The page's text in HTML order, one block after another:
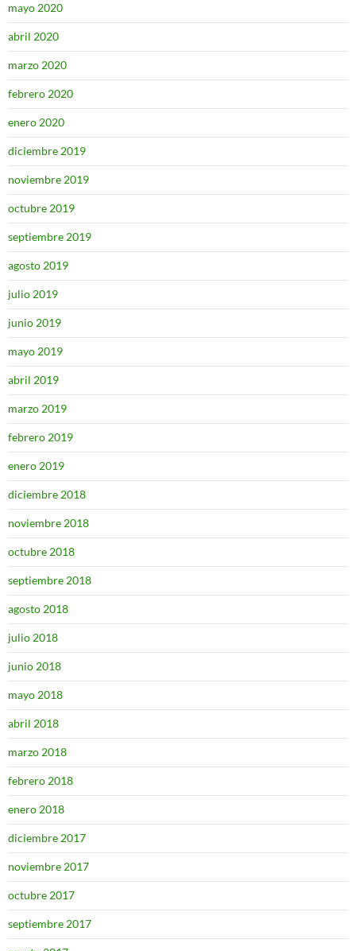
mayo 2020
abril 2020
marzo 2020
febrero 2020
enero 2020
diciembre 2019
noviembre 2019
octubre 2019
septiembre 2019
agosto 2019
julio 2019
junio 2019
mayo 2019
abril 2019
marzo 2019
febrero 2019
enero 2019
diciembre 2018
noviembre 2018
octubre 2018
septiembre 2018
agosto 2018
julio 2018
junio 2018
mayo 2018
abril 2018
marzo 2018
febrero 2018
enero 2018
diciembre 2017
noviembre 2017
octubre 2017
septiembre 2017